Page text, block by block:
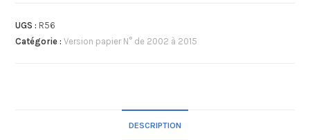
UGS : R56
Catégorie :Version papier N° de 2002 à 2015
DESCRIPTION